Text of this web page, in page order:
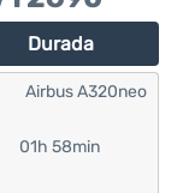
Durada
01h 58min
Airbus A320neo